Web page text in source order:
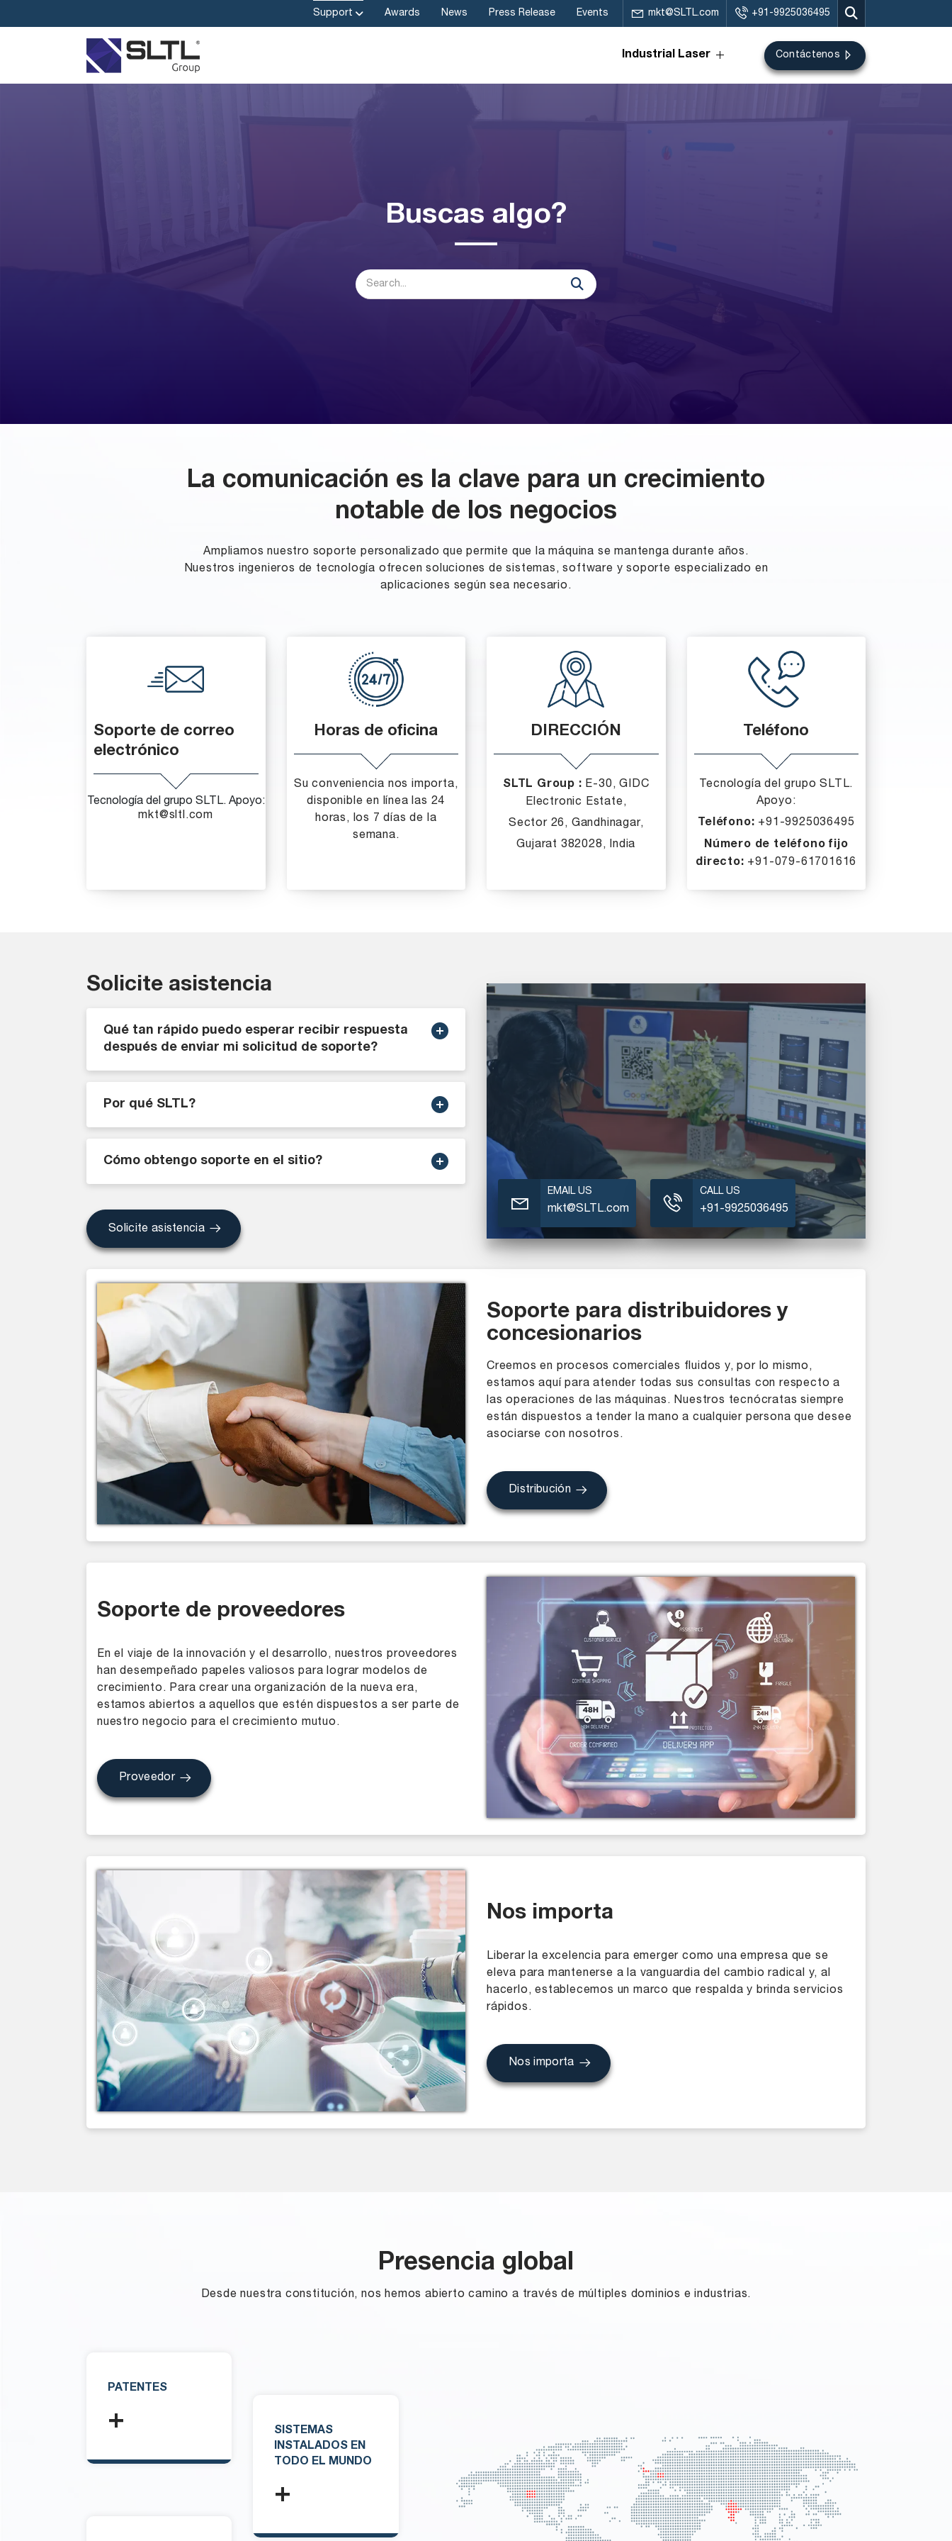
Support Awards News Press Release Events mkt@SLTL.com +91-9925036495
Industrial Laser Contáctenos
Buscas algo?
La comunicación es la clave para un crecimiento
notable de los negocios
Ampliamos nuestro soporte personalizado que permite que la máquina se mantenga durante años.
Nuestros ingenieros de tecnología ofrecen soluciones de sistemas, software y soporte especializado en
aplicaciones según sea necesario.
Soporte de correo
electrónico
Tecnología del grupo SLTL. Apoyo:
mkt@sltl.com
Horas de oficina
Su conveniencia nos importa,
disponible en línea las 24
horas, los 7 días de la
semana.
DIRECCIÓN
SLTL Group : E-30, GIDC
Electronic Estate,
Sector 26, Gandhinagar,
Gujarat 382028, India
Teléfono
Tecnología del grupo SLTL.
Apoyo:
Teléfono: +91-9925036495
Número de teléfono fijo
directo: +91-079-61701616
Solicite asistencia
Qué tan rápido puedo esperar recibir respuesta
después de enviar mi solicitud de soporte?
Por qué SLTL?
Cómo obtengo soporte en el sitio?
Solicite asistencia
EMAIL US
mkt@SLTL.com
CALL US
+91-9925036495
Soporte para distribuidores y
concesionarios
Creemos en procesos comerciales fluidos y, por lo mismo,
estamos aquí para atender todas sus consultas con respecto a
las operaciones de las máquinas. Nuestros tecnócratas siempre
están dispuestos a tender la mano a cualquier persona que desee
asociarse con nosotros.
Distribución
Soporte de proveedores
En el viaje de la innovación y el desarrollo, nuestros proveedores
han desempeñado papeles valiosos para lograr modelos de
crecimiento. Para crear una organización de la nueva era,
estamos abiertos a aquellos que estén dispuestos a ser parte de
nuestro negocio para el crecimiento mutuo.
Proveedor
Nos importa
Liberar la excelencia para emerger como una empresa que se
eleva para mantenerse a la vanguardia del cambio radical y, al
hacerlo, establecemos un marco que respalda y brinda servicios
rápidos.
Nos importa
Presencia global
Desde nuestra constitución, nos hemos abierto camino a través de múltiples dominios e industrias.
PATENTES
+
SISTEMAS
INSTALADOS EN
TODO EL MUNDO
+